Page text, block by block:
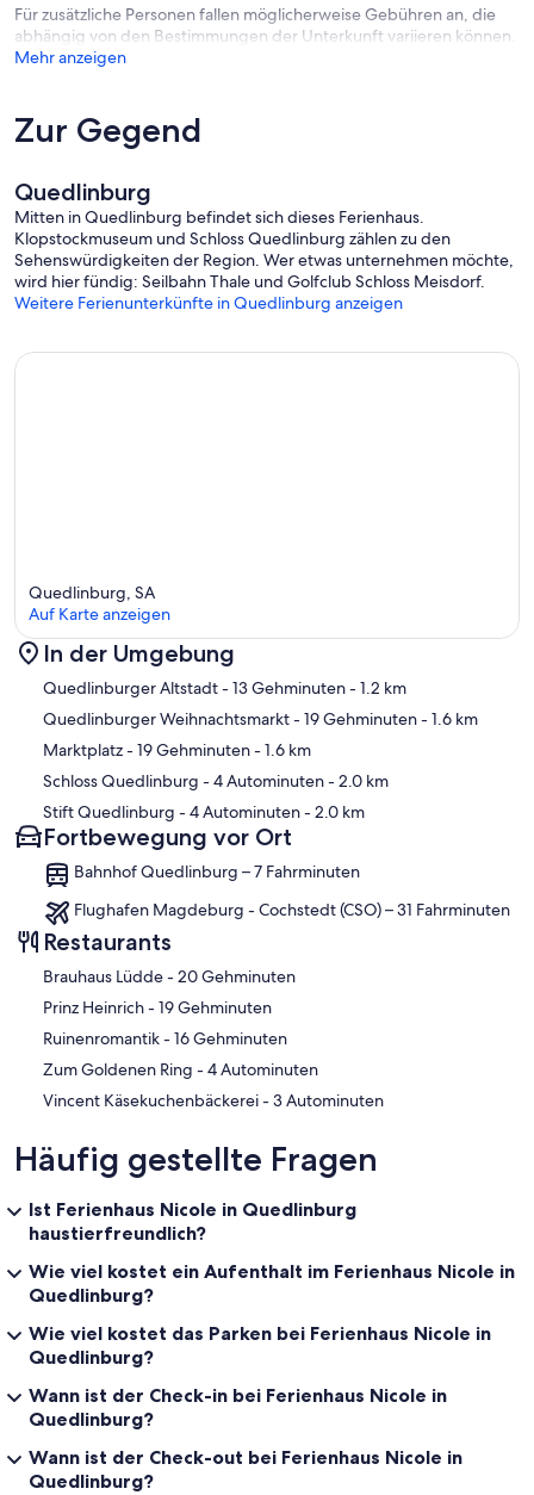
Für zusätzliche Personen fallen möglicherweise Gebühren an, die
abhängig von den Bestimmungen der Unterkunft variieren können.
Mehr anzeigen
Zur Gegend
Quedlinburg
Mitten in Quedlinburg befindet sich dieses Ferienhaus.
Klopstockmuseum und Schloss Quedlinburg zählen zu den
Sehenswürdigkeiten der Region. Wer etwas unternehmen möchte,
wird hier fündig: Seilbahn Thale und Golfclub Schloss Meisdorf.
Weitere Ferienunterkünfte in Quedlinburg anzeigen
Karte
Quedlinburg, SA
Auf Karte anzeigen
In der Umgebung
Quedlinburger Altstadt- 13 Gehminuten- 1.2 km
Quedlinburger Weihnachtsmarkt- 19 Gehminuten- 1.6 km
Marktplatz- 19 Gehminuten- 1.6 km
Schloss Quedlinburg - 4 Autominuten- 2.0 km
Stift Quedlinburg - 4 Autominuten- 2.0 km
Fortbewegung vor Ort
Bahnhof Quedlinburg – 7 Fahrminuten
Flughafen Magdeburg - Cochstedt (CSO) – 31 Fahrminuten
Restaurants
‪Brauhaus Lüdde - ‬20 Gehminuten
‪Prinz Heinrich - ‬19 Gehminuten
‪Ruinenromantik - ‬16 Gehminuten
‪Zum Goldenen Ring - ‬4 Autominuten
‪Vincent Käsekuchenbäckerei - ‬3 Autominuten
Häufig gestellte Fragen
Ist Ferienhaus Nicole in Quedlinburg
haustierfreundlich?
Wie viel kostet ein Aufenthalt im Ferienhaus Nicole in
Quedlinburg?
Wie viel kostet das Parken bei Ferienhaus Nicole in
Quedlinburg?
Wann ist der Check-in bei Ferienhaus Nicole in
Quedlinburg?
Wann ist der Check-out bei Ferienhaus Nicole in
Quedlinburg?